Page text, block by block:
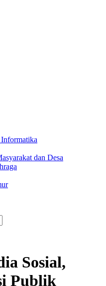
dan Desa
Sosial,
Publik